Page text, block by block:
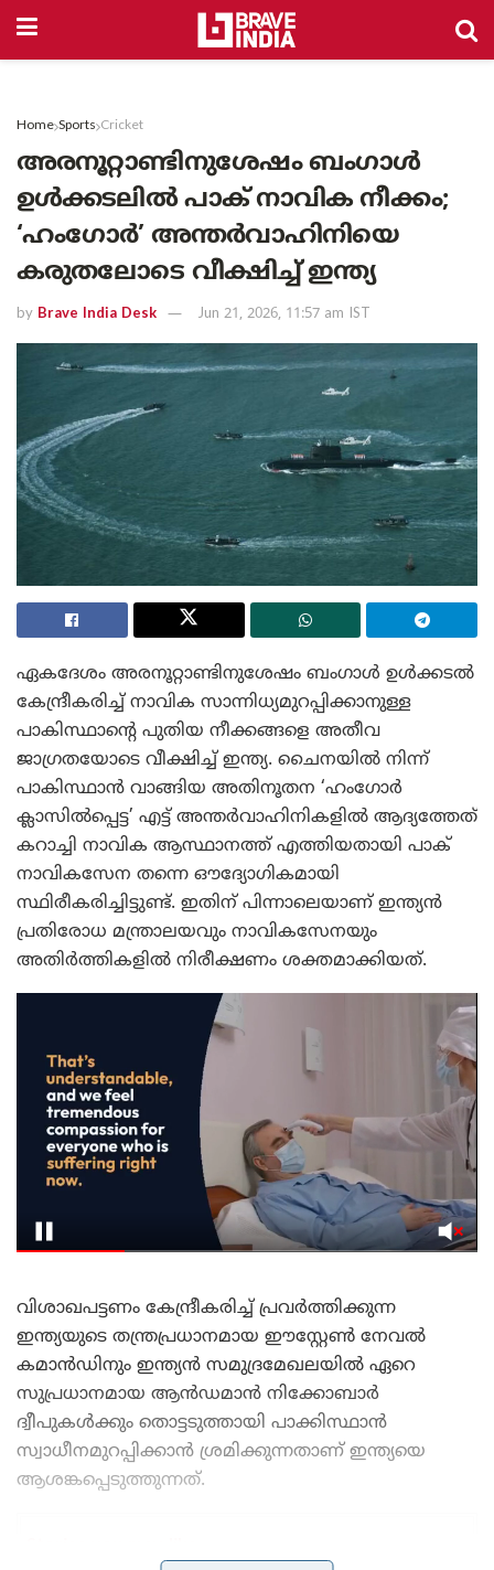
Home Sports Cricket
അരനൂറ്റാണ്ടിനുശേഷം ബംഗാൾ
ഉൾക്കടലിൽ പാക് നാവിക നീക്കം;
‘ഹംഗോർ’ അന്തർവാഹിനിയെ
കരുതലോടെ വീക്ഷിച്ച് ഇന്ത്യ
by Brave India Desk Jun 21, 2026, 11:57 am IST
ഏകദേശം അരനൂറ്റാണ്ടിനുശേഷം ബംഗാൾ ഉൾക്കടൽ
കേന്ദ്രീകരിച്ച് നാവിക സാന്നിധ്യമുറപ്പിക്കാനുള്ള
പാകിസ്ഥാന്റെ പുതിയ നീക്കങ്ങളെ അതീവ
ജാഗ്രതയോടെ വീക്ഷിച്ച് ഇന്ത്യ. ചൈനയിൽ നിന്ന്
പാകിസ്ഥാൻ വാങ്ങിയ അതിനൂതന ‘ഹംഗോർ
ക്ലാസിൽപ്പെട്ട’ എട്ട് അന്തർവാഹിനികളിൽ ആദ്യത്തേത്
കറാച്ചി നാവിക ആസ്ഥാനത്ത് എത്തിയതായി പാക്
നാവികസേന തന്നെ ഔദ്യോഗികമായി
സ്ഥിരീകരിച്ചിട്ടുണ്ട്. ഇതിന് പിന്നാലെയാണ് ഇന്ത്യൻ
പ്രതിരോധ മന്ത്രാലയവും നാവികസേനയും
അതിർത്തികളിൽ നിരീക്ഷണം ശക്തമാക്കിയത്.
വിശാഖപട്ടണം കേന്ദ്രീകരിച്ച് പ്രവർത്തിക്കുന്ന
ഇന്ത്യയുടെ തന്ത്രപ്രധാനമായ ഈസ്റ്റേൺ നേവൽ
കമാൻഡിനും ഇന്ത്യൻ സമുദ്രമേഖലയിൽ ഏറെ
സുപ്രധാനമായ ആൻഡമാൻ നിക്കോബാർ
ദ്വീപുകൾക്കും തൊട്ടടുത്തായി പാക്കിസ്ഥാൻ
സ്വാധീനമുറപ്പിക്കാൻ ശ്രമിക്കുന്നതാണ് ഇന്ത്യയെ
ആശങ്കപ്പെടുത്തുന്നത്.